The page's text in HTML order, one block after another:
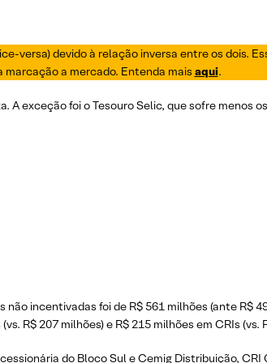
versa) devido à relação inversa entre os dois.
marcação a mercado. Entenda mais aqui.
A exceção foi o Tesouro Selic, que sofre menos
incentivadas foi de R$ 561 milhões (ante R$
R$ 207 milhões) e R$ 215 milhões em CRIs (vs.
do Bloco Sul eCemig Distribuição, CRI